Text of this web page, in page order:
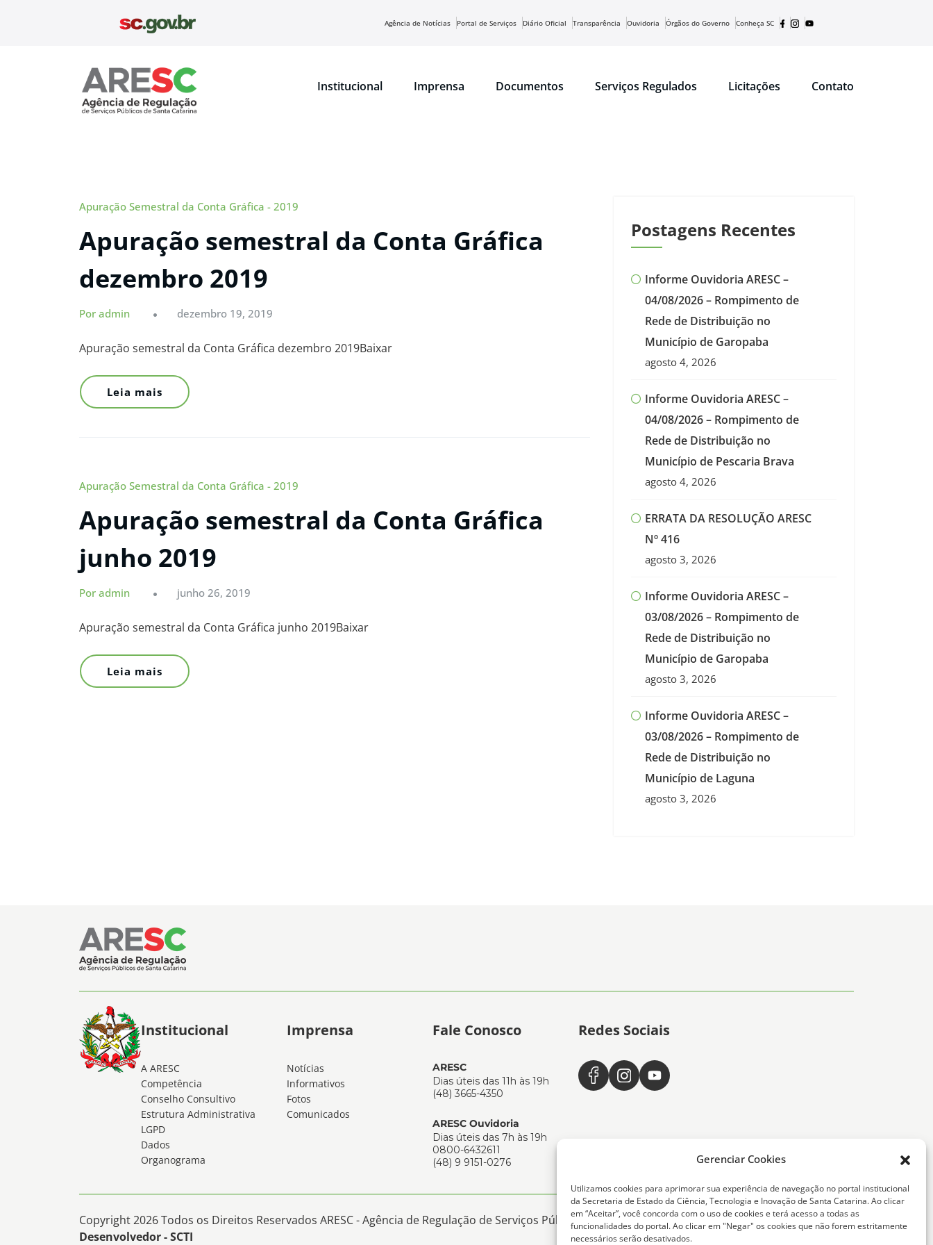
Gerenciar Cookies
Utilizamos cookies para aprimorar sua experiência de navegação no portal institucional
da Secretaria de Estado da Ciência, Tecnologia e Inovação de Santa Catarina. Ao clicar
em “Aceitar”, você concorda com o uso de cookies e terá acesso a todas as
funcionalidades do portal. Ao clicar em "Negar" os cookies que não forem estritamente
necessários serão desativados.
Agência de Notícias Portal de Serviços Diário Oficial Transparência Ouvidoria Órgãos do Governo Conheça SC
Institucional Imprensa Documentos Serviços Regulados Licitações Contato
Apuração Semestral da Conta Gráfica - 2019
Apuração semestral da Conta Gráfica
dezembro 2019
Por admin dezembro 19, 2019
Apuração semestral da Conta Gráfica dezembro 2019Baixar
Leia mais
Apuração Semestral da Conta Gráfica - 2019
Apuração semestral da Conta Gráfica
junho 2019
Por admin junho 26, 2019
Apuração semestral da Conta Gráfica junho 2019Baixar
Leia mais
Postagens Recentes
Informe Ouvidoria ARESC –
04/08/2026 – Rompimento de
Rede de Distribuição no
Município de Garopaba
agosto 4, 2026
Informe Ouvidoria ARESC –
04/08/2026 – Rompimento de
Rede de Distribuição no
Município de Pescaria Brava
agosto 4, 2026
ERRATA DA RESOLUÇÃO ARESC
Nº 416
agosto 3, 2026
Informe Ouvidoria ARESC –
03/08/2026 – Rompimento de
Rede de Distribuição no
Município de Garopaba
agosto 3, 2026
Informe Ouvidoria ARESC –
03/08/2026 – Rompimento de
Rede de Distribuição no
Município de Laguna
agosto 3, 2026
Institucional
A ARESC
Competência
Conselho Consultivo
Estrutura Administrativa
LGPD
Dados
Organograma
Imprensa
Notícias
Informativos
Fotos
Comunicados
Fale Conosco
ARESC
Dias úteis das 11h às 19h
(48) 3665-4350
ARESC Ouvidoria
Dias úteis das 7h às 19h
0800-6432611
(48) 9 9151-0276
Redes Sociais
Copyright 2026 Todos os Direitos Reservados ARESC - Agência de Regulação de Serviços Públicos de Santa Catarina -
Desenvolvedor - SCTI